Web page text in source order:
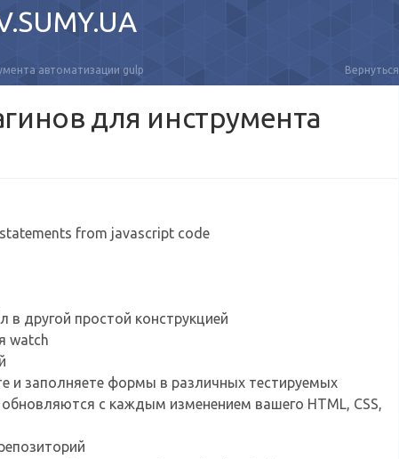
Вернуться
автоматизации gulp
для инструмента
from javascript code
другой простой конструкцией
watch
и заполняете формы в различных тестируемых
с каждым изменением вашего HTML, CSS,